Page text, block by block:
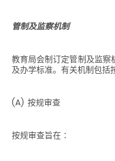
管制及监察机制
教育局会制订定管制及监
及办学标准。有关机制包括
(A) 按规审查
按规审查旨在∶